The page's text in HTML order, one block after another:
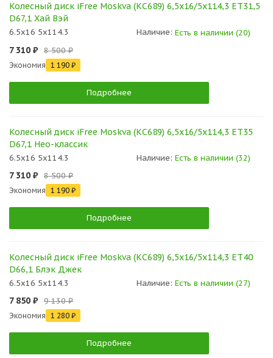
Колесный диск iFree Moskva (КС689) 6,5x16/5x114,3 ET31,5
D67,1 Хай Вэй
6.5x16 5x114.3 Наличие: Есть в наличии (20)
7 310 ₽ 8 500 ₽
Экономия 1 190 ₽
Подробнее
Колесный диск iFree Moskva (КС689) 6,5x16/5x114,3 ET35
D67,1 Нео-классик
6.5x16 5x114.3 Наличие: Есть в наличии (32)
7 310 ₽ 8 500 ₽
Экономия 1 190 ₽
Подробнее
Колесный диск iFree Moskva (КС689) 6,5x16/5x114,3 ET40
D66,1 Блэк Джек
6.5x16 5x114.3 Наличие: Есть в наличии (27)
7 850 ₽ 9 130 ₽
Экономия 1 280 ₽
Подробнее